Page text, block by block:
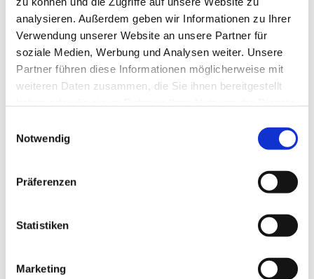
analysieren. Außerdem geben wir Informationen zu Ihrer
Verwendung unserer Website an unsere Partner für
soziale Medien, Werbung und Analysen weiter. Unsere
Partner führen diese Informationen möglicherweise mit
weiteren Daten zusammen, die Sie ihnen bereitgestellt
Notwendig
Präferenzen
Statistiken
Marketing